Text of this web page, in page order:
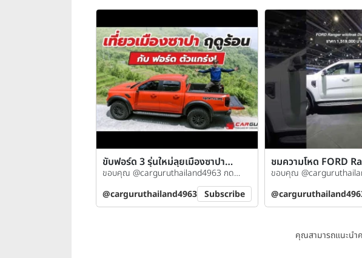
ขับฟอร์ด 3 รุ่นใหม่ลุยเมืองซาปา
ประเทศเวียดนาม
ขอบคุณ @carguruthailand4963 กด
@carguruthailand4963 Subscribe
ชมความโหด FORD
Wildtrak พลังดีเซล
ขอบคุณ
คุณสามารถแนะนำ